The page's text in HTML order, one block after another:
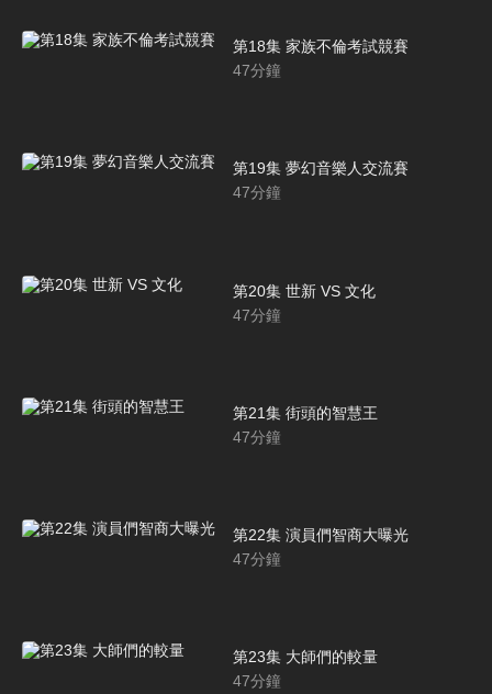
第18集 家族不倫考試競賽
47分鐘
第19集 夢幻音樂人交流賽
47分鐘
第20集 世新 VS 文化
47分鐘
第21集 街頭的智慧王
47分鐘
第22集 演員們智商大曝光
47分鐘
第23集 大師們的較量
47分鐘